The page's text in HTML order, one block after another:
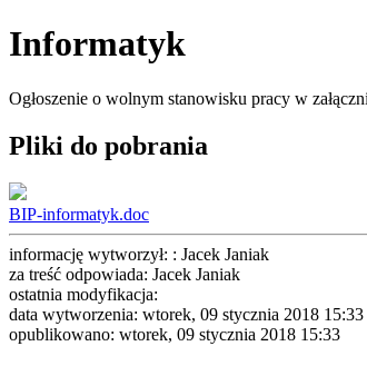
Informatyk
Ogłoszenie o wolnym stanowisku pracy w
Pliki do pobrania
BIP-informatyk.doc
informację wytworzył: : Jacek Janiak
za treść odpowiada: Jacek Janiak
ostatnia modyfikacja:
data wytworzenia: wtorek, 09 stycznia 2018 15:33
opublikowano: wtorek, 09 stycznia 2018 15:33